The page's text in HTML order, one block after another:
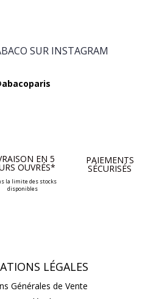
SUR INSTAGRAM
EN 5
OUVRÉS*
la limite des stocks
disponibles
PAIEMENTS
SÉCURISÉS
LÉGALES
Générales de Vente